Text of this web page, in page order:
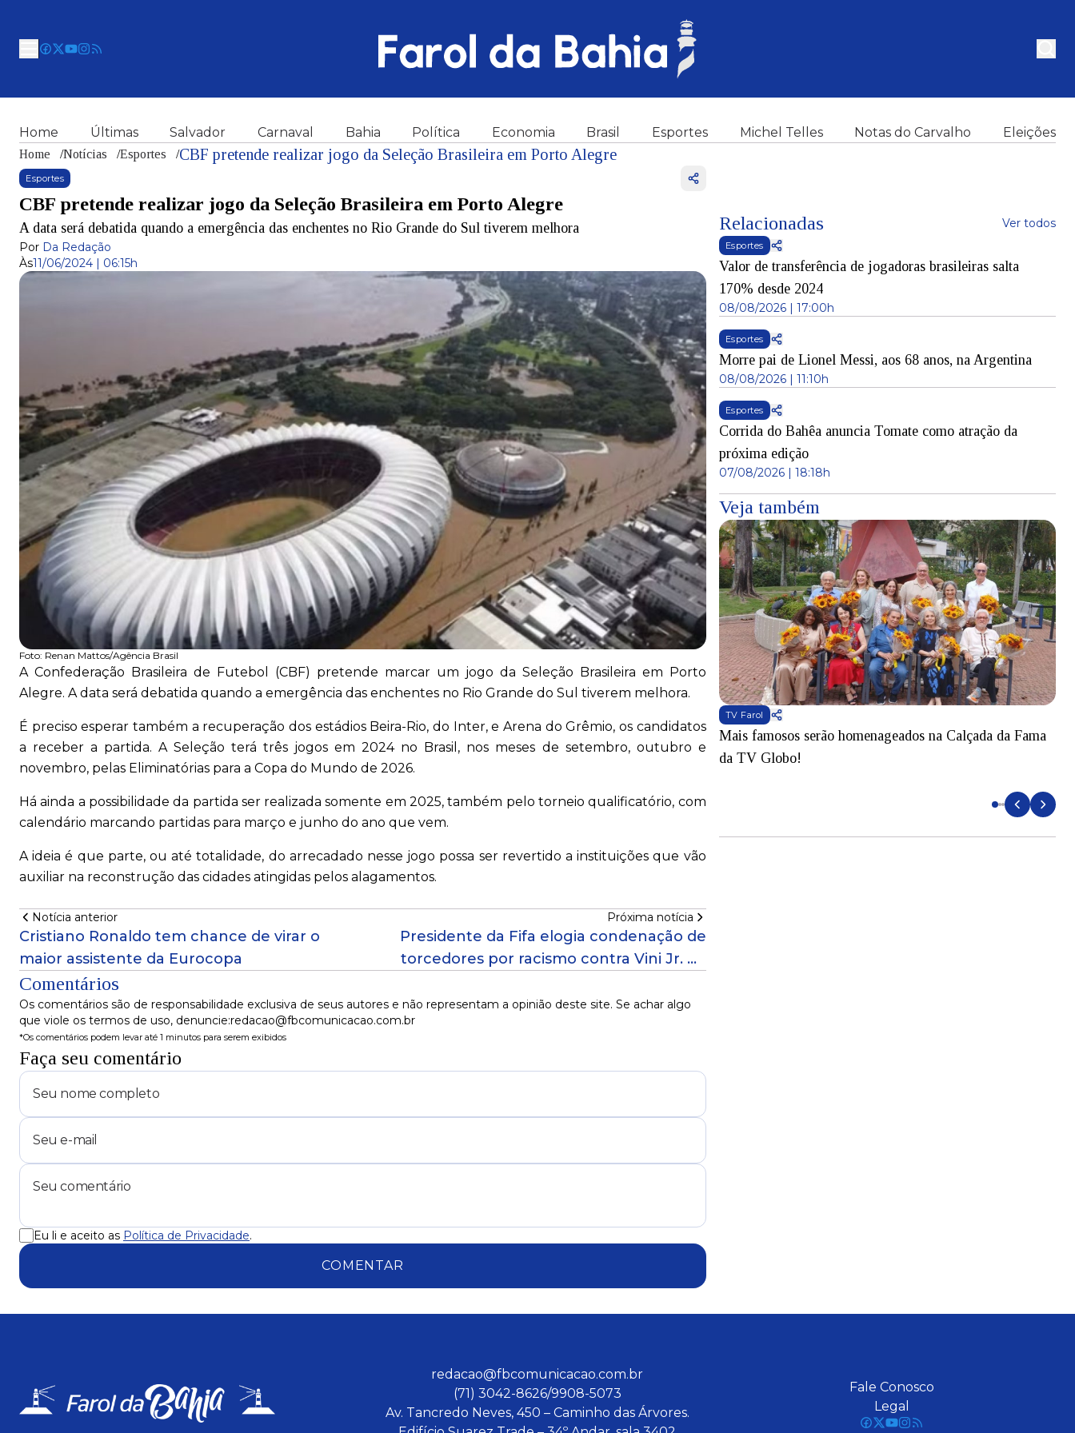
Home Últimas Salvador Carnaval Bahia Política Economia Brasil Esportes Michel Telles Notas do Carvalho Eleições
Home /Notícias /Esportes /CBF pretende realizar jogo da Seleção Brasileira em Porto Alegre
Esportes
CBF pretende realizar jogo da Seleção Brasileira em Porto Alegre
A data será debatida quando a emergência das enchentes no Rio Grande do Sul tiverem melhora
Por Da Redação
Às11/06/2024 | 06:15h
Foto: Renan Mattos/Agência Brasil
A Confederação Brasileira de Futebol (CBF) pretende marcar um jogo da Seleção Brasileira em Porto
Alegre. A data será debatida quando a emergência das enchentes no Rio Grande do Sul tiverem melhora.
É preciso esperar também a recuperação dos estádios Beira-Rio, do Inter, e Arena do Grêmio, os candidatos
a receber a partida. A Seleção terá três jogos em 2024 no Brasil, nos meses de setembro, outubro e
novembro, pelas Eliminatórias para a Copa do Mundo de 2026.
Há ainda a possibilidade da partida ser realizada somente em 2025, também pelo torneio qualificatório, com
calendário marcando partidas para março e junho do ano que vem.
A ideia é que parte, ou até totalidade, do arrecadado nesse jogo possa ser revertido a instituições que vão
auxiliar na reconstrução das cidades atingidas pelos alagamentos.
Notícia anterior
Cristiano Ronaldo tem chance de virar o
maior assistente da Eurocopa
Próxima notícia
Presidente da Fifa elogia condenação de
torcedores por racismo contra Vini Jr. na
Comentários
Os comentários são de responsabilidade exclusiva de seus autores e não representam a opinião deste site. Se achar algo
que viole os termos de uso, denuncie:redacao@fbcomunicacao.com.br
*Os comentários podem levar até 1 minutos para serem exibidos
Faça seu comentário
Eu li e aceito as Política de Privacidade.
COMENTAR
Relacionadas Ver todos
Esportes
Valor de transferência de jogadoras brasileiras salta
170% desde 2024
08/08/2026 | 17:00h
Esportes
Morre pai de Lionel Messi, aos 68 anos, na Argentina
08/08/2026 | 11:10h
Esportes
Corrida do Bahêa anuncia Tomate como atração da
próxima edição
07/08/2026 | 18:18h
Veja também
TV Farol
Mais famosos serão homenageados na Calçada da Fama
da TV Globo!
redacao@fbcomunicacao.com.br
(71) 3042-8626/9908-5073
Av. Tancredo Neves, 450 – Caminho das Árvores.
Fale Conosco
Legal